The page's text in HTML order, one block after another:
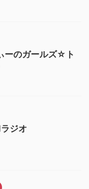
ーのガールズ☆ト
ラジオ